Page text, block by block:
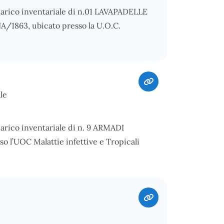
inventariale di n.01 LAVAPADELLE
1863, ubicato presso la U.O.C.
inventariale di n. 9 ARMADI
l’UOC Malattie infettive e Tropicali